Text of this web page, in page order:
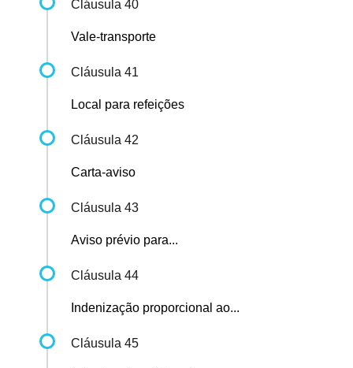
Cláusula 40
Vale-transporte
Cláusula 41
Local para refeições
Cláusula 42
Carta-aviso
Cláusula 43
Aviso prévio para...
Cláusula 44
Indenização proporcional ao...
Cláusula 45